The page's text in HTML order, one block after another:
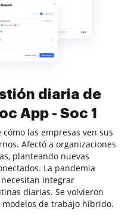
diaria de
App - Soc 1
las empresas ven sus
Afectó a organizaciones
planteando nuevas
La pandemia
integrar
diarias. Se volvieron
de trabajo híbrido.